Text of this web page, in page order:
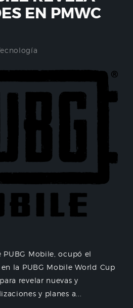
EN PMWC
Mobile, ocupó el
la PUBG Mobile World Cup
revelar nuevas y
y planes a...